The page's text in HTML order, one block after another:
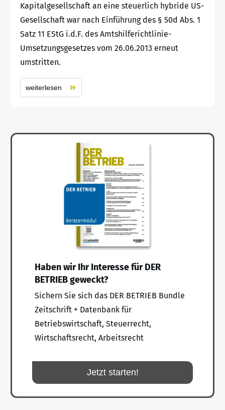
Kapitalgesellschaft an eine steuerlich hybride US-
Gesellschaft war nach Einführung des § 50d Abs. 1
Satz 11 EStG i.d.F. des Amtshilferichtlinie-
Umsetzungsgesetzes vom 26.06.2013 erneut
umstritten.
weiterlesen
Haben wir Ihr Interesse für DER
BETRIEB geweckt?
Sichern Sie sich das DER BETRIEB Bundle
Zeitschrift + Datenbank für
Betriebswirtschaft, Steuerrecht,
Wirtschaftsrecht, Arbeitsrecht
Jetzt starten!